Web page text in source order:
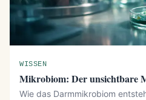
WISSEN
Mikrobiom: Der unsichtbare
Wie das Darmmikrobiom